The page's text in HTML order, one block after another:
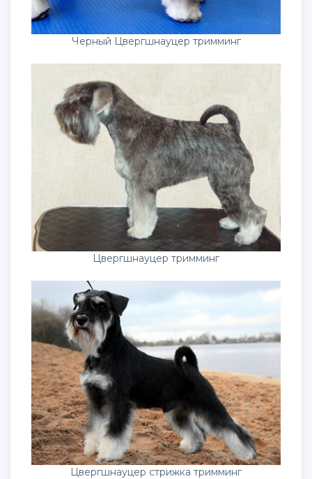
Черный Цвергшнауцер тримминг
Цвергшнауцер тримминг
Цвергшнауцер стрижка тримминг